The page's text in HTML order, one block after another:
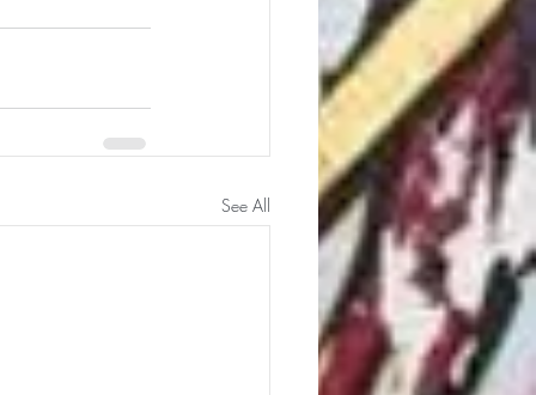
See All